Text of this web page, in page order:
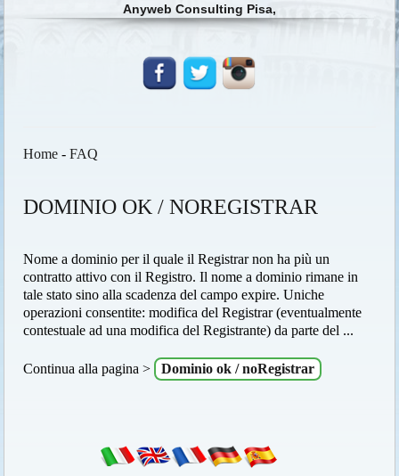
Anyweb Consulting Pisa,
Home -FAQ
DOMINIO OK / NOREGISTRAR
Nome a dominio per il quale il Registrar non ha più un
contratto attivo con il Registro. Il nome a dominio rimane in
tale stato sino alla scadenza del campo expire. Uniche
operazioni consentite: modifica del Registrar (eventualmente
contestuale ad una modifica del Registrante) da parte del ...
Continua alla pagina > Dominio ok / noRegistrar